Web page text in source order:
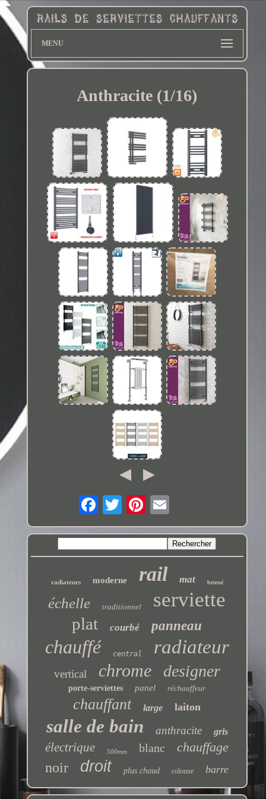
MENU
Anthracite (1/16)
radiateurs moderne rail mat brossé
échelle traditionnel serviette
plat courbé panneau
chauffé central radiateur
vertical chrome designer
porte-serviettes panel réchauffeur
chauffant large laiton
salle de bain anthracite gris
électrique 500mm blanc chauffage
noir droit plus chaud colonne barre